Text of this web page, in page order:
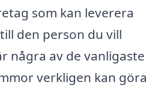
som kan leverera
den person du vill
några av de vanligaste
verkligen kan göra